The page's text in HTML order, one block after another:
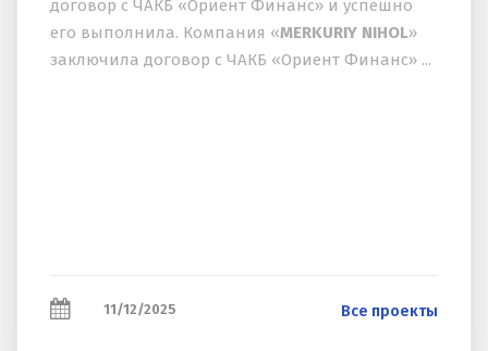
договор с ЧАКБ «Ориент Финанс» и успешно
его выполнила. Компания «MERKURIY NIHOL»
заключила договор с ЧАКБ «Ориент Финанс» ...
11/12/2025 Все проекты